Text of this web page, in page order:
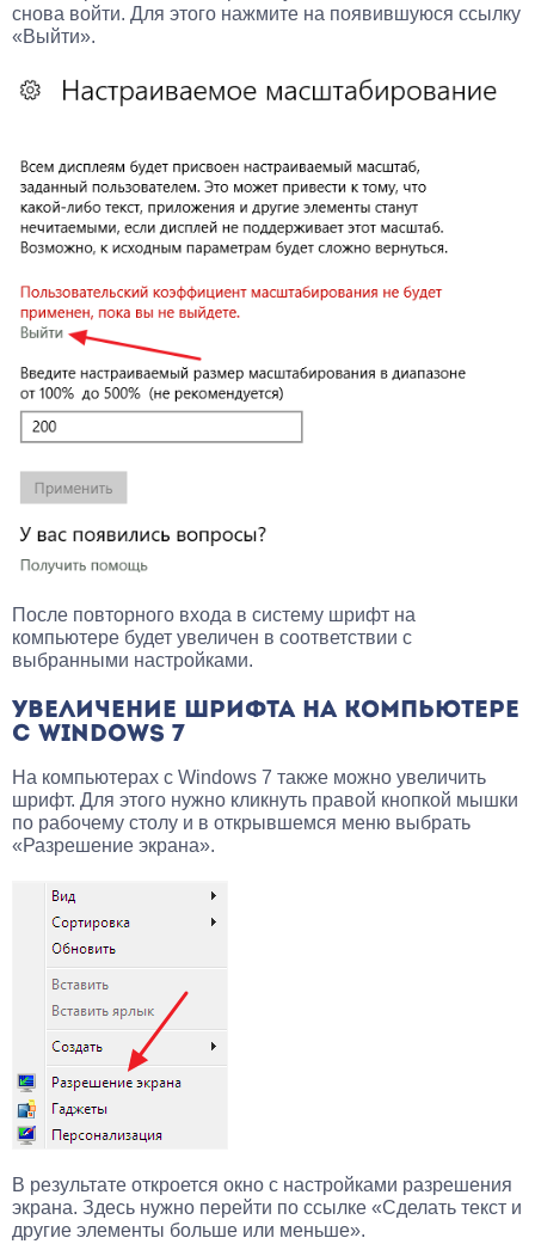
снова войти. Для этого нажмите на появившуюся ссылку
«Выйти».
После повторного входа в систему шрифт на
компьютере будет увеличен в соответствии с
выбранными настройками.
УВЕЛИЧЕНИЕ ШРИФТА НА КОМПЬЮТЕРЕ
С WINDOWS 7
На компьютерах с Windows 7 также можно увеличить
шрифт. Для этого нужно кликнуть правой кнопкой мышки
по рабочему столу и в открывшемся меню выбрать
«Разрешение экрана».
В результате откроется окно с настройками разрешения
экрана. Здесь нужно перейти по ссылке «Сделать текст и
другие элементы больше или меньше».